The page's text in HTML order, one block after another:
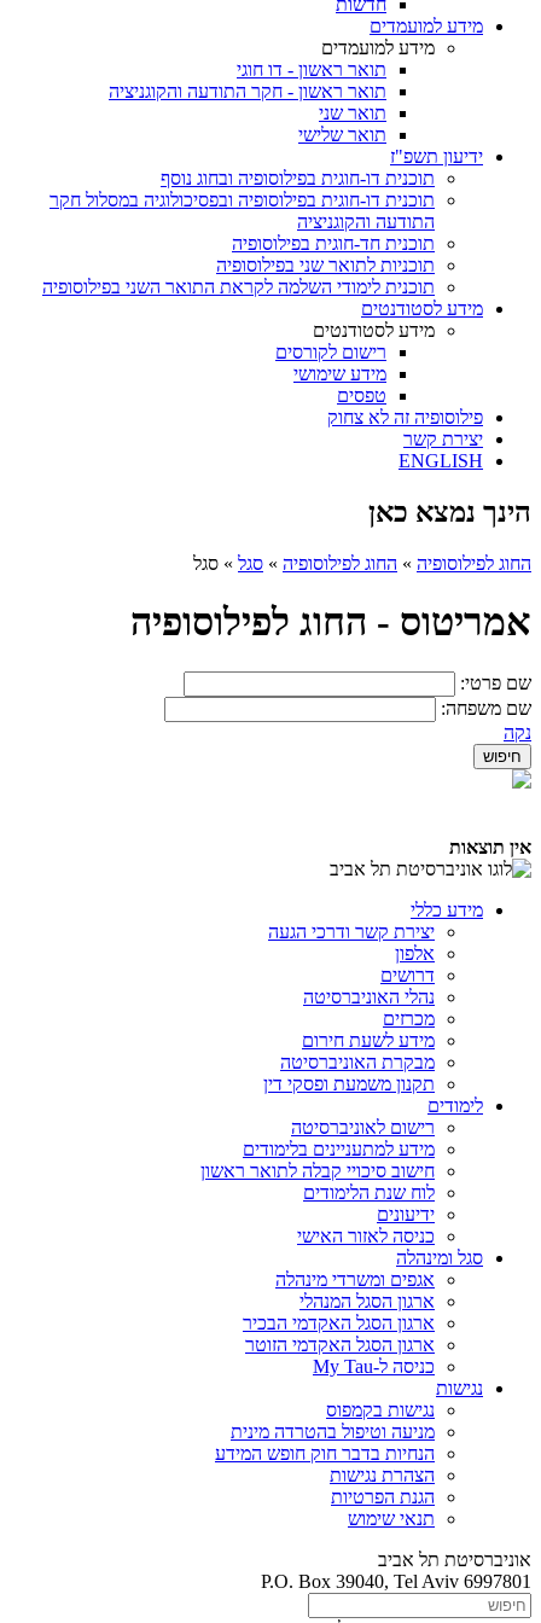
חדשות
מידע למועמדים
מידע למועמדים
תואר ראשון - דו חוגי
תואר ראשון - חקר התודעה והקוגניציה
תואר שני
תואר שלישי
ידיעון תשפ"ז
תוכנית דו-חוגית בפילוסופיה ובחוג נוסף
תוכנית דו-חוגית בפילוסופיה ובפסיכולוגיה במסלול חקר
התודעה והקוגניציה
תוכנית חד-חוגית בפילוסופיה
תוכניות לתואר שני בפילוסופיה
תוכנית לימודי השלמה לקראת התואר השני בפילוסופיה
מידע לסטודנטים
מידע לסטודנטים
רישום לקורסים
מידע שימושי
טפסים
פילוסופיה זה לא צחוק
יצירת קשר
ENGLISH
הינך נמצא כאן
החוג לפילוסופיה » החוג לפילוסופיה » סגל » סגל
אמריטוס - החוג לפילוסופיה
שם פרטי:
שם משפחה:
נקה
אין תוצאות
מידע כללי
יצירת קשר ודרכי הגעה
אלפון
דרושים
נהלי האוניברסיטה
מכרזים
מידע לשעת חירום
מבקרת האוניברסיטה
תקנון משמעת ופסקי דין
לימודים
רישום לאוניברסיטה
מידע למתעניינים בלימודים
חישוב סיכויי קבלה לתואר ראשון
לוח שנת הלימודים
ידיעונים
כניסה לאזור האישי
סגל ומינהלה
אגפים ומשרדי מינהלה
ארגון הסגל המנהלי
ארגון הסגל האקדמי הבכיר
ארגון הסגל האקדמי הזוטר
כניסה ל-My Tau
נגישות
נגישות בקמפוס
מניעה וטיפול בהטרדה מינית
הנחיות בדבר חוק חופש המידע
הצהרת נגישות
הגנת הפרטיות
תנאי שימוש
אוניברסיטת תל אביב
P.O. Box 39040, Tel Aviv 6997801